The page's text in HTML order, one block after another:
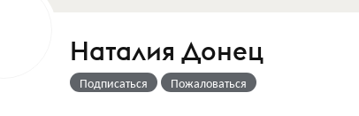
Наталия Донец
Подписаться Пожаловаться